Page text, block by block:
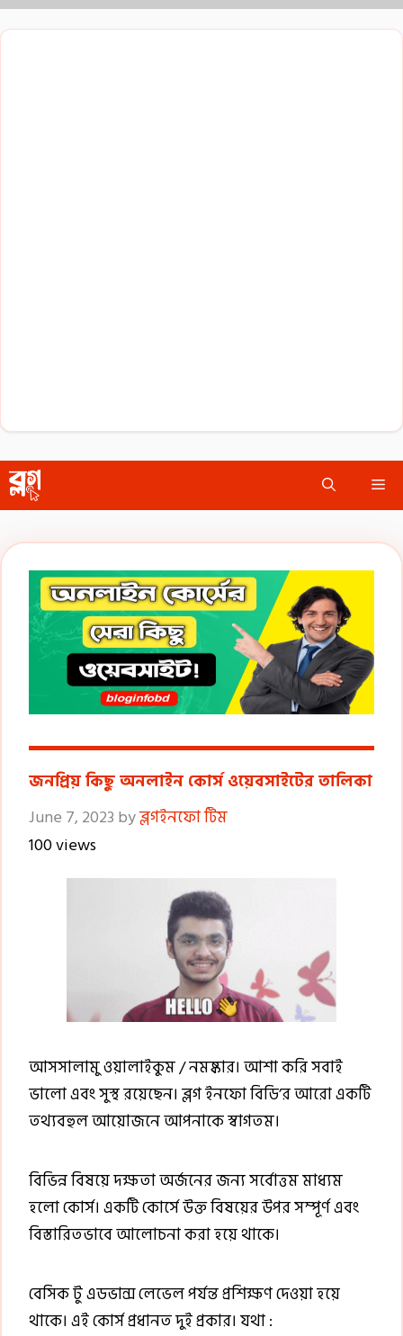
Skip
to
জনপ্রিয় কিছু অনলাইন কোর্স ওয়েবসাইটের তালিকা
June 7, 2023 byব্লগইনফো টিম
100 views
আসসালামু ওয়ালাইকুম / নমষ্কার। আশা করি সবাই
ভালো এবং সুস্থ রয়েছেন। ব্লগ ইনফো বিডি’র আরো একটি
তথ্যবহুল আয়োজনে আপনাকে স্বাগতম।
বিভিন্ন বিষয়ে দক্ষতা অর্জনের জন্য সর্বোত্তম মাধ্যম
হলো কোর্স। একটি কোর্সে উক্ত বিষয়ের উপর সম্পূর্ণ এবং
বিস্তারিতভাবে আলোচনা করা হয়ে থাকে।
বেসিক টু এডভান্স লেভেল পর্যন্ত প্রশিক্ষণ দেওয়া হয়ে
থাকে। এই কোর্স প্রধানত দুই প্রকার। যথা :